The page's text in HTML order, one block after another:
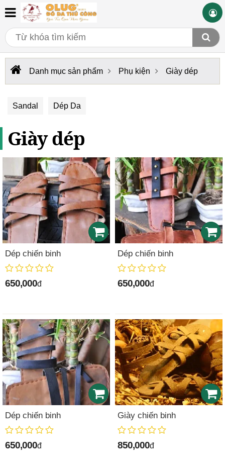
Danh mục sản phẩm Phụ kiện Giày dép
Sandal Dép Da
Giày dép
Dép chiến binh
650,000đ
Dép chiến binh
650,000đ
Dép chiến binh
650,000đ
Giày chiến binh
850,000đ